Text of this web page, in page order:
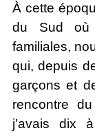
À cette
du Sud où
familiales,
qui, depuis
garçons et
rencontre
j’avais dix